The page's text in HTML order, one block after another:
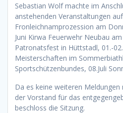
Sebastian Wolf machte im
anstehenden Veranstaltungen
Fronleichnamprozession am
Juni Kirwa Feuerwehr Neubau
Patronatsfest in Hüttstadl, 01.-
Meisterschaften im
Sportschützenbundes, 08.Juli
Da es keine weiteren
der Vorstand für das
beschloss die Sitzung.